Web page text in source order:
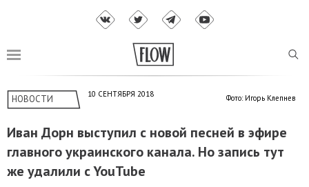
НОВОСТИ 10 СЕНТЯБРЯ 2018 Фото: Игорь Клепнев
Иван Дорн выступил с новой песней в эфире
главного украинского канала. Но запись тут
же удалили c YouTube